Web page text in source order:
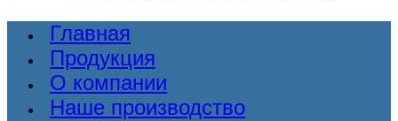
Главная
Продукция
О компании
Наше производство